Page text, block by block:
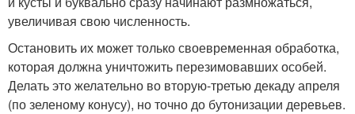
увеличивая свою численность.
Остановить их может только своевременная обработка,
которая должна уничтожить перезимовавших особей.
Делать это желательно во вторую-третью декаду апреля
(по зеленому конусу), но точно до бутонизации деревьев.